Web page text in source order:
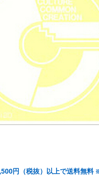
円（税抜）以上で送料無料